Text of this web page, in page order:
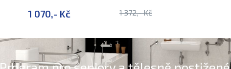
1 070,- Kč 1 372,- Kč